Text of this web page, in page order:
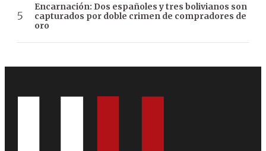
Encarnación: Dos españoles y tres bolivianos son
capturados por doble crimen de compradores de
oro